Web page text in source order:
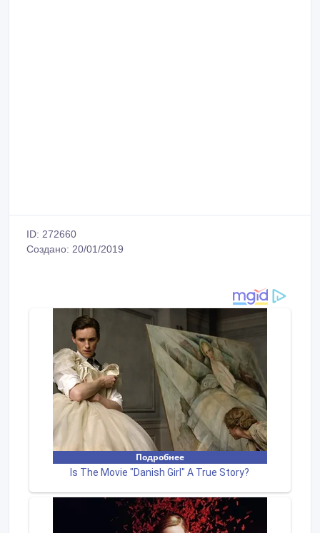
ID: 272660
Создано: 20/01/2019